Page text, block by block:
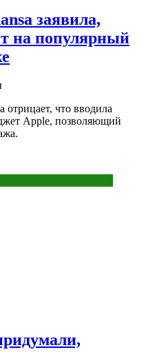
заявила,
на популярный
отрицает, что вводила
Apple, позволяющий